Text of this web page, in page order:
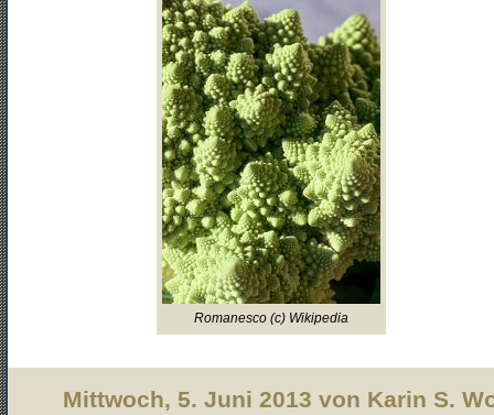
Romanesco (c) Wikipedia
Mittwoch, 5. Juni 2013 von Karin S.